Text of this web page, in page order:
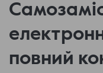
повний